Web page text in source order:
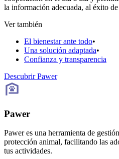
la información adecuada, al éxito
Ver también
El bienestar ante todo•
Una solución adaptada•
Confianza y transparencia
Descubrir Pawer
Pawer
Pawer es una herramienta de
protección animal, facilitando las
tus actividades.